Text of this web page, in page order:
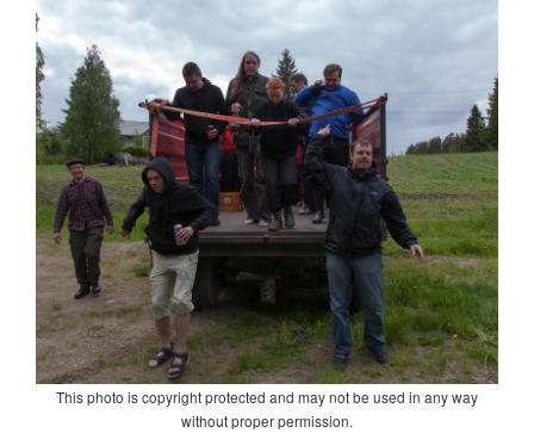
This photo is copyright protected and may not be used in any way
without proper permission.